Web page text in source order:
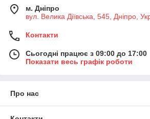
м. Дніпро
вул. Велика Діївська, 545, Дніпро,
Контакти
Сьогодні працює з 09:00 до 17:00
Показати весь графік роботи
Про нас